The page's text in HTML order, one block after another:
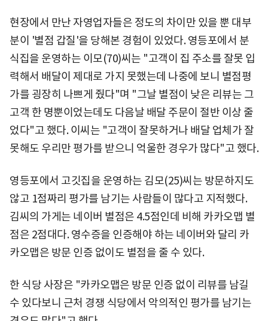
현장에서 만난 자영업자들은 정도의 차이만 있을 뿐 대부
분이 '별점 갑질'을 당해본 경험이 있었다. 영등포에서 분
식집을 운영하는 이모(70)씨는 "고객이 집 주소를 잘못 입
력해서 배달이 제대로 가지 못했는데 나중에 보니 별점평
가를 굉장히 나쁘게 줬다"며 "그날 별점이 낮은 리뷰는 그
고객 한 명뿐이었는데도 다음날 배달 주문이 절반 이상 줄
었다"고 했다. 이씨는 "고객이 잘못하거나 배달 업체가 잘
못해도 우리만 평가를 받으니 억울한 경우가 많다"고 했다.
영등포에서 고깃집을 운영하는 김모(25)씨는 방문하지도
않고 1점짜리 평가를 남기는 사람들이 많다고 지적했다.
김씨의 가게는 네이버 별점은 4.5점인데 비해 카카오맵 별
점은 2점대다. 영수증을 인증해야 하는 네이버와 달리 카
카오맵은 방문 인증 없이도 별점을 줄 수 있다.
한 식당 사장은 "카카오맵은 방문 인증 없이 리뷰를 남길
수 있다보니 근처 경쟁 식당에서 악의적인 평가를 남기는